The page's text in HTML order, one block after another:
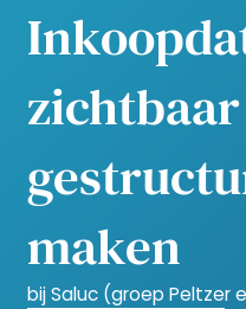
maken
bij Saluc (groep Peltzer